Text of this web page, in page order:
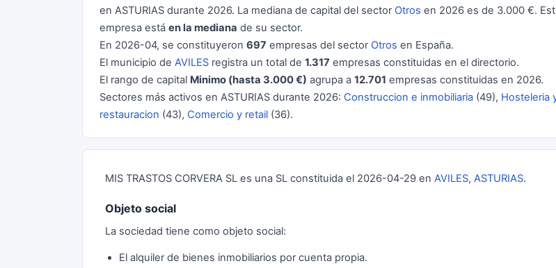
en ASTURIAS durante 2026. La mediana de capital del sector Otros en 2026 es de 3.000 €.
empresa está en la mediana de su sector.
En 2026-04, se constituyeron 697 empresas del sector Otros en España.
El municipio de AVILES registra un total de 1.317 empresas constituidas en el directorio.
El rango de capital Minimo (hasta 3.000 €) agrupa a 12.701 empresas constituidas en 2026.
Sectores más activos en ASTURIAS durante 2026: Construccion e inmobiliaria (49), Hosteleria
restauracion (43), Comercio y retail (36).
MIS TRASTOS CORVERA SL es una SL constituida el 2026-04-29 en AVILES, ASTURIAS.
Objeto social
La sociedad tiene como objeto social:
El alquiler de bienes inmobiliarios por cuenta propia.